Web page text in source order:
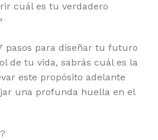
cuál es tu verdadero
pasos para diseñar tu futuro
de tu vida, sabrás cuál es la
este propósito adelante
una profunda huella en el